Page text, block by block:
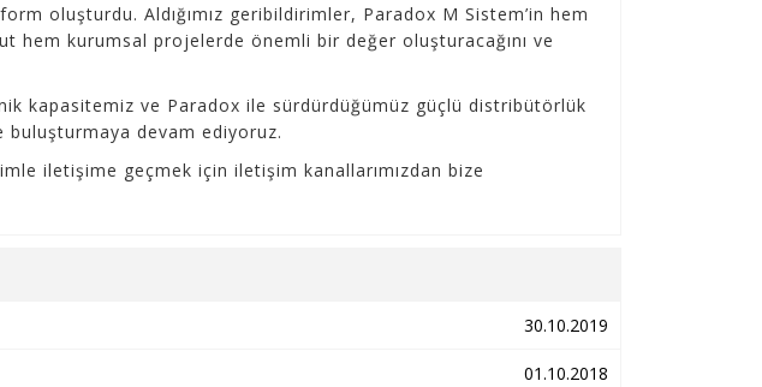
oluşturdu. Aldığımız geribildirimler, Paradox M Sistem’in hem
hem kurumsal projelerde önemli bir değer oluşturacağını ve
kapasitemiz ve Paradox ile sürdürdüğümüz güçlü distribütörlük
devam ediyoruz.
iletişime geçmek için iletişim kanallarımızdan bize
30.10.2019
01.10.2018